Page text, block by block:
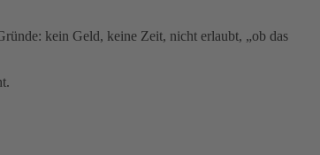
kein Geld, keine Zeit, nicht erlaubt, „ob das